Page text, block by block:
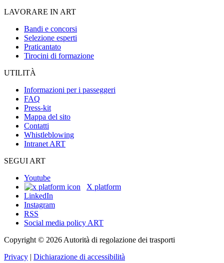
LAVORARE IN ART
Bandi e concorsi
Selezione esperti
Praticantato
Tirocini di formazione
UTILITÀ
Informazioni per i passeggeri
FAQ
Press-kit
Mappa del sito
Contatti
Whistleblowing
Intranet ART
SEGUI ART
Youtube
X platform
LinkedIn
Instagram
RSS
Social media policy ART
Copyright © 2026 Autorità di regolazione dei trasporti
Privacy | Dichiarazione di accessibilità